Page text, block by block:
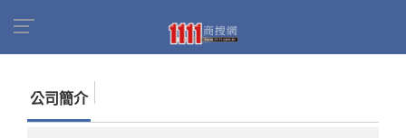
公司簡介